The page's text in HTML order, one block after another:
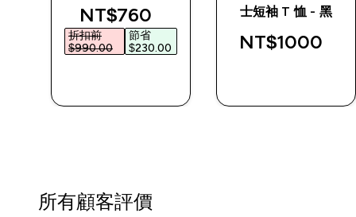
discounted price
NT$760‎
折扣前
$990.00‎
節省
$230.00‎
士短袖 T 恤 - 黑
NT$1000‎
所有顧客評價